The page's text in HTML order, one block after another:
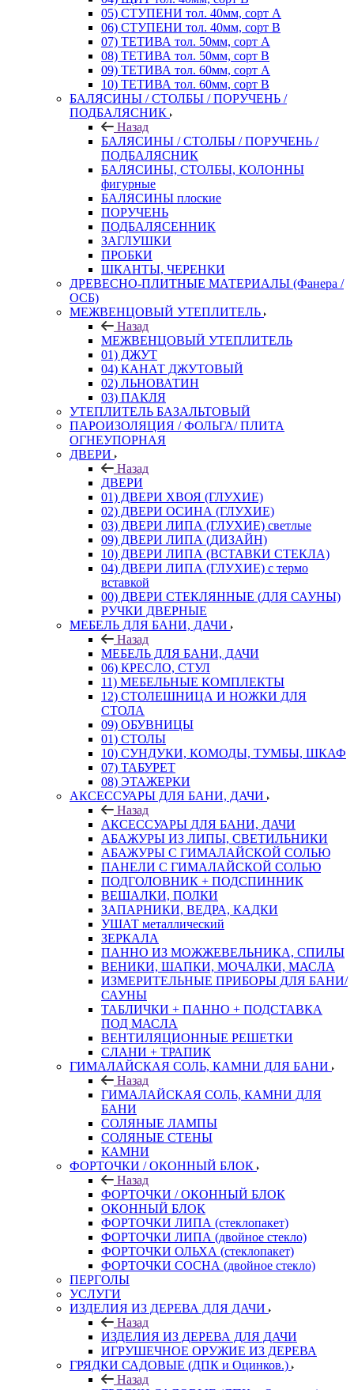
05) СТУПЕНИ тол. 40мм, сорт А
06) СТУПЕНИ тол. 40мм, сорт В
07) ТЕТИВА тол. 50мм, сорт А
08) ТЕТИВА тол. 50мм, сорт В
09) ТЕТИВА тол. 60мм, сорт А
10) ТЕТИВА тол. 60мм, сорт В
БАЛЯСИНЫ / СТОЛБЫ / ПОРУЧЕНЬ /
ПОДБАЛЯСНИК
Назад
БАЛЯСИНЫ / СТОЛБЫ / ПОРУЧЕНЬ /
ПОДБАЛЯСНИК
БАЛЯСИНЫ, СТОЛБЫ, КОЛОННЫ
фигурные
БАЛЯСИНЫ плоские
ПОРУЧЕНЬ
ПОДБАЛЯСЕННИК
ЗАГЛУШКИ
ПРОБКИ
ШКАНТЫ, ЧЕРЕНКИ
ДРЕВЕСНО-ПЛИТНЫЕ МАТЕРИАЛЫ (Фанера /
ОСБ)
МЕЖВЕНЦОВЫЙ УТЕПЛИТЕЛЬ
Назад
МЕЖВЕНЦОВЫЙ УТЕПЛИТЕЛЬ
01) ДЖУТ
04) КАНАТ ДЖУТОВЫЙ
02) ЛЬНОВАТИН
03) ПАКЛЯ
УТЕПЛИТЕЛЬ БАЗАЛЬТОВЫЙ
ПАРОИЗОЛЯЦИЯ / ФОЛЬГА/ ПЛИТА
ОГНЕУПОРНАЯ
ДВЕРИ
Назад
ДВЕРИ
01) ДВЕРИ ХВОЯ (ГЛУХИЕ)
02) ДВЕРИ ОСИНА (ГЛУХИЕ)
03) ДВЕРИ ЛИПА (ГЛУХИЕ) светлые
09) ДВЕРИ ЛИПА (ДИЗАЙН)
10) ДВЕРИ ЛИПА (ВСТАВКИ СТЕКЛА)
04) ДВЕРИ ЛИПА (ГЛУХИЕ) с термо
вставкой
00) ДВЕРИ СТЕКЛЯННЫЕ (ДЛЯ САУНЫ)
РУЧКИ ДВЕРНЫЕ
МЕБЕЛЬ ДЛЯ БАНИ, ДАЧИ
Назад
МЕБЕЛЬ ДЛЯ БАНИ, ДАЧИ
06) КРЕСЛО, СТУЛ
11) МЕБЕЛЬНЫЕ КОМПЛЕКТЫ
12) СТОЛЕШНИЦА И НОЖКИ ДЛЯ
СТОЛА
09) ОБУВНИЦЫ
01) СТОЛЫ
10) СУНДУКИ, КОМОДЫ, ТУМБЫ, ШКАФ
07) ТАБУРЕТ
08) ЭТАЖЕРКИ
АКСЕССУАРЫ ДЛЯ БАНИ, ДАЧИ
Назад
АКСЕССУАРЫ ДЛЯ БАНИ, ДАЧИ
АБАЖУРЫ ИЗ ЛИПЫ, СВЕТИЛЬНИКИ
АБАЖУРЫ С ГИМАЛАЙСКОЙ СОЛЬЮ
ПАНЕЛИ С ГИМАЛАЙСКОЙ СОЛЬЮ
ПОДГОЛОВНИК + ПОДСПИННИК
ВЕШАЛКИ, ПОЛКИ
ЗАПАРНИКИ, ВЕДРА, КАДКИ
УШАТ металлический
ЗЕРКАЛА
ПАННО ИЗ МОЖЖЕВЕЛЬНИКА, СПИЛЫ
ВЕНИКИ, ШАПКИ, МОЧАЛКИ, МАСЛА
ИЗМЕРИТЕЛЬНЫЕ ПРИБОРЫ ДЛЯ БАНИ/
САУНЫ
ТАБЛИЧКИ + ПАННО + ПОДСТАВКА
ПОД МАСЛА
ВЕНТИЛЯЦИОННЫЕ РЕШЕТКИ
СЛАНИ + ТРАПИК
ГИМАЛАЙСКАЯ СОЛЬ, КАМНИ ДЛЯ БАНИ
Назад
ГИМАЛАЙСКАЯ СОЛЬ, КАМНИ ДЛЯ
БАНИ
СОЛЯНЫЕ ЛАМПЫ
СОЛЯНЫЕ СТЕНЫ
КАМНИ
ФОРТОЧКИ / ОКОННЫЙ БЛОК
Назад
ФОРТОЧКИ / ОКОННЫЙ БЛОК
ОКОННЫЙ БЛОК
ФОРТОЧКИ ЛИПА (стеклопакет)
ФОРТОЧКИ ЛИПА (двойное стекло)
ФОРТОЧКИ ОЛЬХА (стеклопакет)
ФОРТОЧКИ СОСНА (двойное стекло)
ПЕРГОЛЫ
УСЛУГИ
ИЗДЕЛИЯ ИЗ ДЕРЕВА ДЛЯ ДАЧИ
Назад
ИЗДЕЛИЯ ИЗ ДЕРЕВА ДЛЯ ДАЧИ
ИГРУШЕЧНОЕ ОРУЖИЕ ИЗ ДЕРЕВА
ГРЯДКИ САДОВЫЕ (ДПК и Оцинков.)
Назад